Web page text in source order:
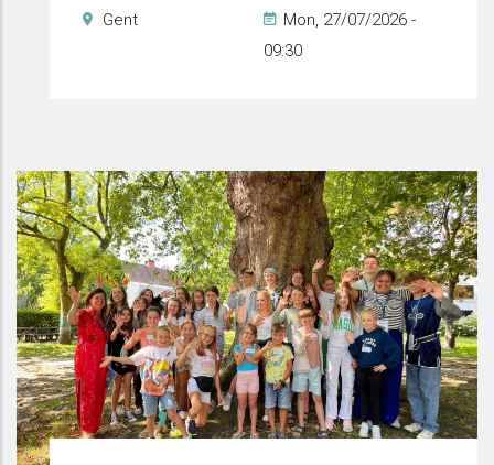
Gent
Mon, 27/07/2026 -
09:30